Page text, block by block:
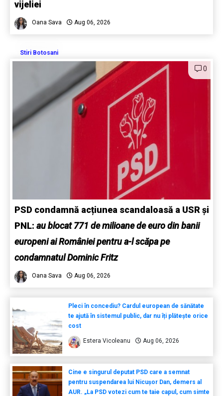
vijeliei
Oana Sava Aug 06, 2026
Stiri Botosani
0
PSD condamnă acțiunea scandaloasă a USR și
PNL: au blocat 771 de milioane de euro din banii
europeni ai României pentru a-l scăpa pe
condamnatul Dominic Fritz
Oana Sava Aug 06, 2026
Pleci în concediu? Cardul european de sănătate
te ajută în sistemul public, dar nu îți plătește orice
cost
Estera Vicoleanu Aug 06, 2026
Cine e singurul deputat PSD care a semnat
pentru suspendarea lui Nicușor Dan, demers al
AUR. „La PSD votezi cum te taie capul, cum simte